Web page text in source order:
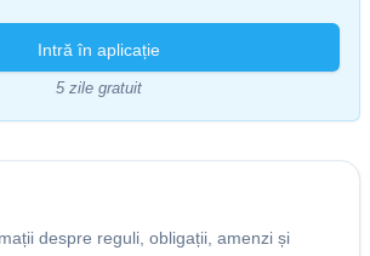
Intră în aplicație
5 zile gratuit
despre reguli, obligații, amenzi și